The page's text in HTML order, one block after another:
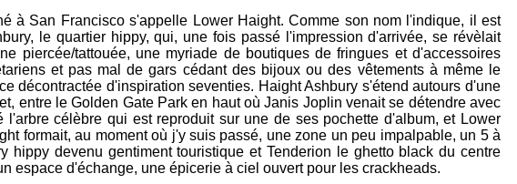
à San Francisco s'appelle Lower Haight. Comme son nom l'indique, il est
le quartier hippy, qui, une fois passé l'impression d'arrivée, se révèlait
piercée/tattouée, une myriade de boutiques de fringues et d'accessoires
et pas mal de gars cédant des bijoux ou des vêtements à même le
décontractée d'inspiration seventies. Haight Ashbury s'étend autours d'une
entre le Golden Gate Park en haut où Janis Joplin venait se détendre avec
l'arbre célèbre qui est reproduit sur une de ses pochette d'album, et Lower
formait, au moment où j'y suis passé, une zone un peu impalpable, un 5 à
hippy devenu gentiment touristique et Tenderion le ghetto black du centre
espace d'échange, une épicerie à ciel ouvert pour les crackheads.